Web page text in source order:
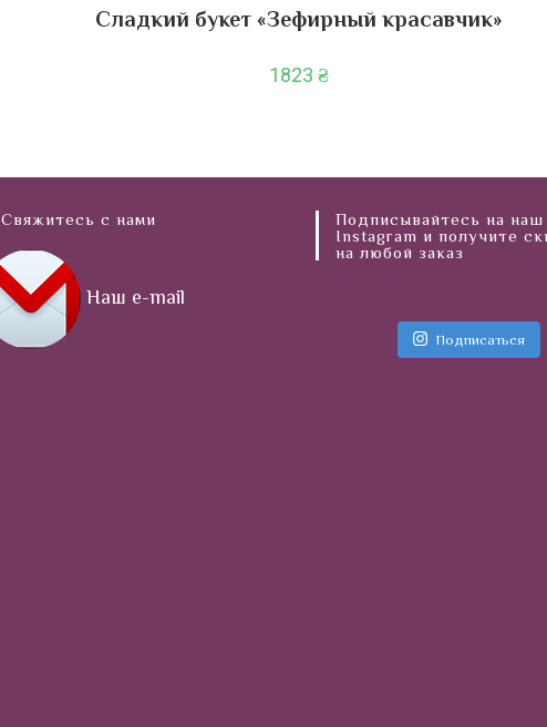
Сладкий букет «Зефирный красавчик»
1823 ₴
Свяжитесь с нами
Наш e-mail
Подписывайтесь на наш
Instagram и получите
на любой заказ
Подписаться